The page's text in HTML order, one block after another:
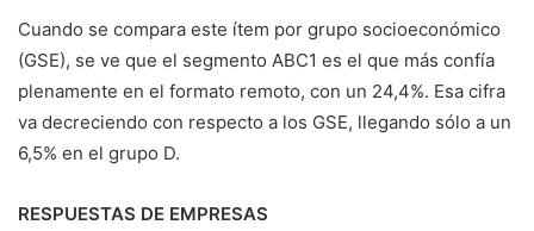
Cuando se compara este ítem por grupo socioeconómico
(GSE), se ve que el segmento ABC1 es el que más confía
plenamente en el formato remoto, con un 24,4%. Esa cifra
va decreciendo con respecto a los GSE, llegando sólo a un
6,5% en el grupo D.
RESPUESTAS DE EMPRESAS